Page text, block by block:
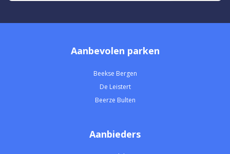
Aanbevolen parken
Beekse Bergen
De Leistert
Beerze Bulten
Aanbieders